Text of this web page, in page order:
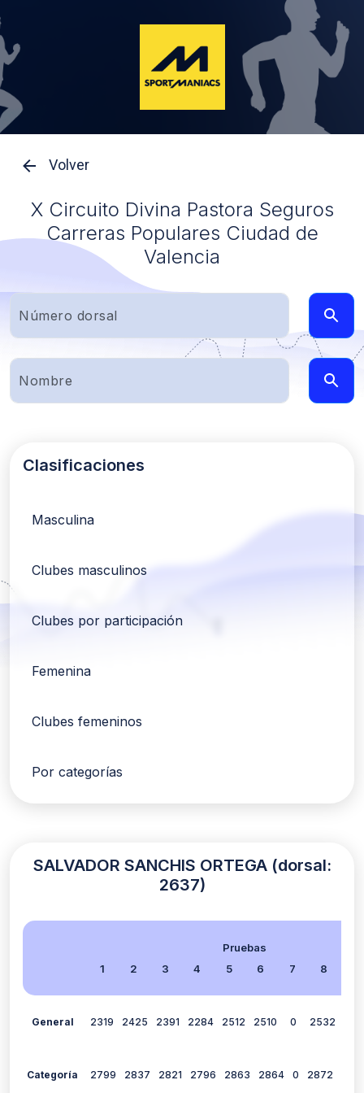
Volver
X Circuito Divina Pastora Seguros
Carreras Populares Ciudad de
Valencia
Clasificaciones
Masculina
Clubes masculinos
Clubes por participación
Femenina
Clubes femeninos
Por categorías
SALVADOR SANCHIS ORTEGA (dorsal:
2637)
Pruebas
1
2 3 4 5 6 7 8
General 2319 2425 2391 2284 2512 2510 0 2532
Categoría 2799 2837 2821 2796 2863 2864 0 2872